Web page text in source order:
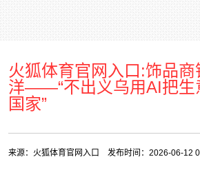
火狐体育官网入口:饰品
洋——“不出义乌用AI把生
国家”
来源： 火狐体育官网入口 发布时间：2026-06-12